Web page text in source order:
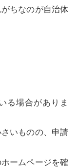
ちなのが自治体
る場合がありま
いものの、申請
ームページを確